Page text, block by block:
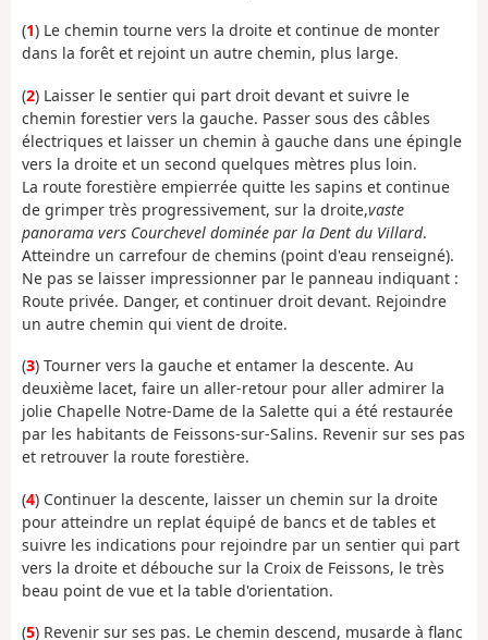
(1) Le chemin tourne vers la droite et continue de monter
dans la forêt et rejoint un autre chemin, plus large.
(2) Laisser le sentier qui part droit devant et suivre le
chemin forestier vers la gauche. Passer sous des câbles
électriques et laisser un chemin à gauche dans une épingle
vers la droite et un second quelques mètres plus loin.
La route forestière empierrée quitte les sapins et continue
de grimper très progressivement, sur la droite,vaste
panorama vers Courchevel dominée par la Dent du Villard.
Atteindre un carrefour de chemins (point d'eau renseigné).
Ne pas se laisser impressionner par le panneau indiquant :
Route privée. Danger, et continuer droit devant. Rejoindre
un autre chemin qui vient de droite.
(3) Tourner vers la gauche et entamer la descente. Au
deuxième lacet, faire un aller-retour pour aller admirer la
jolie Chapelle Notre-Dame de la Salette qui a été restaurée
par les habitants de Feissons-sur-Salins. Revenir sur ses pas
et retrouver la route forestière.
(4) Continuer la descente, laisser un chemin sur la droite
pour atteindre un replat équipé de bancs et de tables et
suivre les indications pour rejoindre par un sentier qui part
vers la droite et débouche sur la Croix de Feissons, le très
beau point de vue et la table d'orientation.
(5) Revenir sur ses pas. Le chemin descend, musarde à flanc